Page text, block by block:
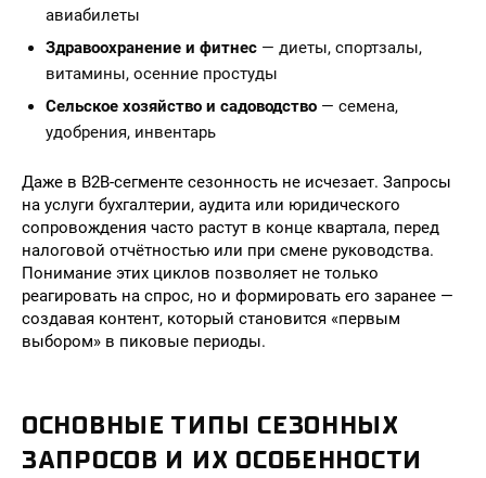
авиабилеты
Здравоохранение и фитнес — диеты, спортзалы,
витамины, осенние простуды
Сельское хозяйство и садоводство — семена,
удобрения, инвентарь
Даже в B2B-сегменте сезонность не исчезает. Запросы
на услуги бухгалтерии, аудита или юридического
сопровождения часто растут в конце квартала, перед
налоговой отчётностью или при смене руководства.
Понимание этих циклов позволяет не только
реагировать на спрос, но и формировать его заранее —
создавая контент, который становится «первым
выбором» в пиковые периоды.
ОСНОВНЫЕ ТИПЫ СЕЗОННЫХ
ЗАПРОСОВ И ИХ ОСОБЕННОСТИ